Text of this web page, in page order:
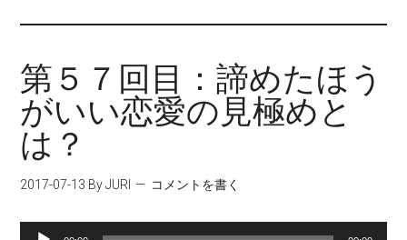
第５７回目：諦めたほう
がいい恋愛の見極めと
は？
2017-07-13 By JURI コメントを書く